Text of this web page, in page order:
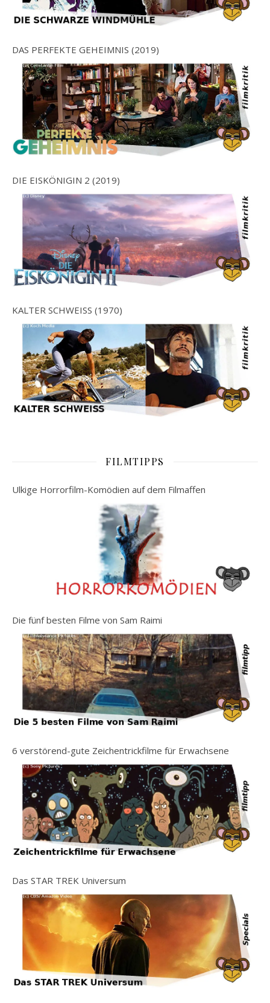
DAS PERFEKTE GEHEIMNIS (2019)
DIE EISKÖNIGIN 2 (2019)
KALTER SCHWEISS (1970)
FILMTIPPS
Ulkige Horrorfilm-Komödien auf dem Filmaffen
Die fünf besten Filme von Sam Raimi
6 verstörend-gute Zeichentrickfilme für Erwachsene
Das STAR TREK Universum